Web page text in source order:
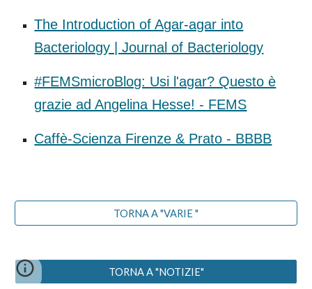
The Introduction of Agar-agar into
Bacteriology | Journal of Bacteriology
#FEMSmicroBlog: Usi l'agar? Questo è
grazie ad Angelina Hesse! - FEMS
Caffè-Scienza Firenze & Prato - BBBB
TORNA A "VARIE "
TORNA A "NOTIZIE"